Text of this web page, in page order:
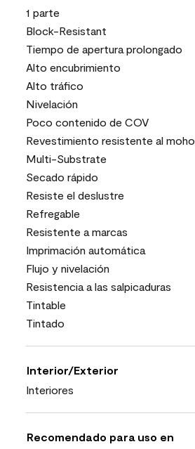
1 parte
Block-Resistant
Tiempo de apertura prolongado
Alto encubrimiento
Alto tráfico
Nivelación
Poco contenido de COV
Revestimiento resistente al moho
Multi-Substrate
Secado rápido
Resiste el deslustre
Refregable
Resistente a marcas
Imprimación automática
Flujo y nivelación
Resistencia a las salpicaduras
Tintable
Tintado
Interior/Exterior
Interiores
Recomendado para uso en